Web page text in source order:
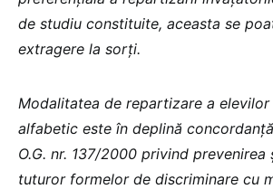
de studiu constituite, aceasta se
extragere la sorţi.
Modalitatea de repartizare a
alfabetic este în deplină
O.G. nr. 137/2000 privind prevenirea
tuturor formelor de discriminare cu